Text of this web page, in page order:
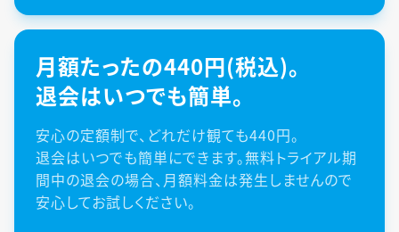
月額たったの440円(税込)。
退会はいつでも簡単。
安心の定額制で、どれだけ観ても440円。
退会はいつでも簡単にできます。無料トライアル期
間中の退会の場合、月額料金は発生しませんので
安心してお試しください。